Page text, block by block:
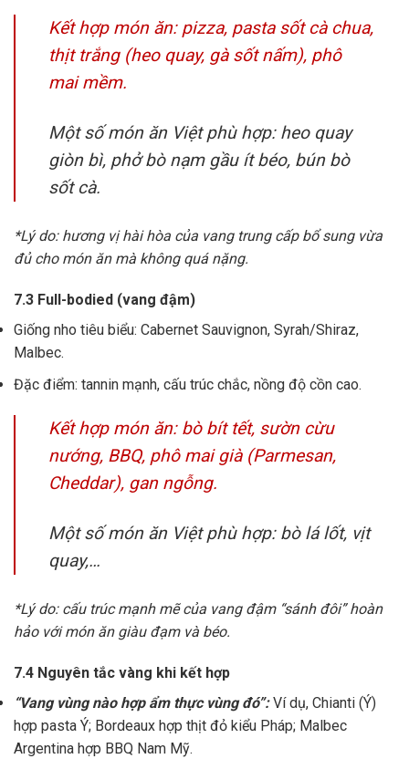
Kết hợp món ăn: pizza, pasta sốt cà chua,
thịt trắng (heo quay, gà sốt nấm), phô
mai mềm.
Một số món ăn Việt phù hợp: heo quay
giòn bì, phở bò nạm gầu ít béo, bún bò
sốt cà.
*Lý do: hương vị hài hòa của vang trung cấp bổ sung vừa
đủ cho món ăn mà không quá nặng.
7.3 Full-bodied (vang đậm)
Giống nho tiêu biểu: Cabernet Sauvignon, Syrah/Shiraz,
Malbec.
Đặc điểm: tannin mạnh, cấu trúc chắc, nồng độ cồn cao.
Kết hợp món ăn: bò bít tết, sườn cừu
nướng, BBQ, phô mai già (Parmesan,
Cheddar), gan ngỗng.
Một số món ăn Việt phù hợp: bò lá lốt, vịt
quay,…
*Lý do: cấu trúc mạnh mẽ của vang đậm “sánh đôi” hoàn
hảo với món ăn giàu đạm và béo.
7.4 Nguyên tắc vàng khi kết hợp
“Vang vùng nào hợp ẩm thực vùng đó”:Ví dụ, Chianti (Ý)
hợp pasta Ý; Bordeaux hợp thịt đỏ kiểu Pháp; Malbec
Argentina hợp BBQ Nam Mỹ.